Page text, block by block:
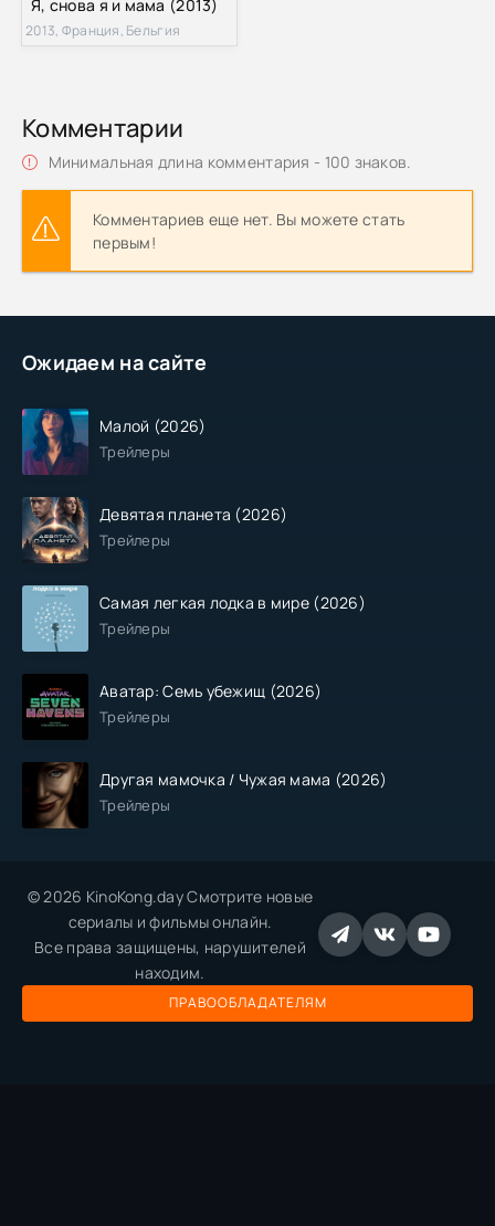
Ожидаем на сайте
Малой (2026)
Трейлеры
Девятая планета (2026)
Трейлеры
Самая легкая лодка в мире (2026)
Трейлеры
Аватар: Семь убежищ (2026)
Трейлеры
Другая мамочка / Чужая мама (2026)
Трейлеры
Я, снова я и мама (2013)
2013, Франция, Бельгия
Комментарии
Минимальная длина комментария - 100 знаков.
Комментариев еще нет. Вы можете стать
первым!
© 2026 KinoKong.day Смотрите новые
сериалы и фильмы онлайн.
Все права защищены, нарушителей
находим.
ПРАВООБЛАДАТЕЛЯМ